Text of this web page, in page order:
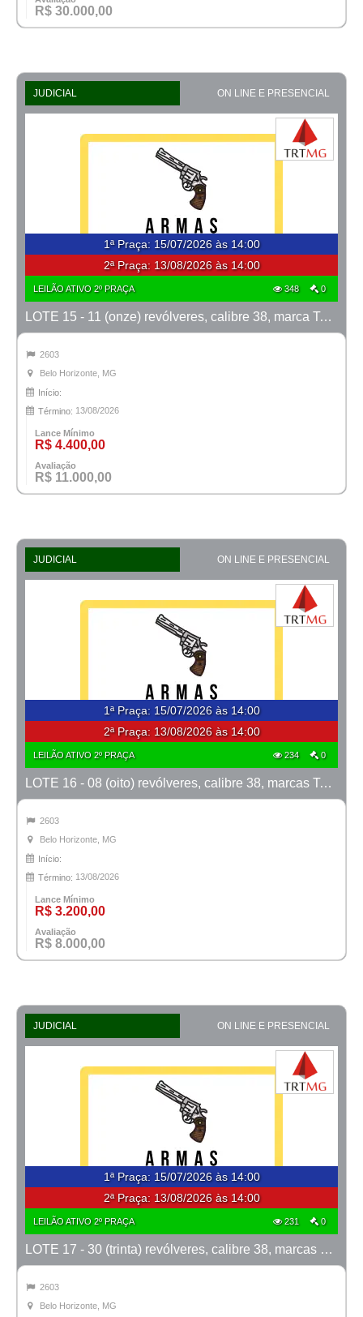
R$ 30.000,00
JUDICIAL ON LINE E PRESENCIAL
1ª Praça: 15/07/2026 às 14:00
2ª Praça: 13/08/2026 às 14:00
LEILÃO ATIVO 2º PRAÇA 348 0
LOTE 15 - 11 (onze) revólveres, calibre 38, marca Taurus
2603
Belo Horizonte, MG
Início:
Término: 13/08/2026
Lance Mínimo
R$ 4.400,00
Avaliação
R$ 11.000,00
JUDICIAL ON LINE E PRESENCIAL
1ª Praça: 15/07/2026 às 14:00
2ª Praça: 13/08/2026 às 14:00
LEILÃO ATIVO 2º PRAÇA 234 0
LOTE 16 - 08 (oito) revólveres, calibre 38, marcas Taurus e Rossi
2603
Belo Horizonte, MG
Início:
Término: 13/08/2026
Lance Mínimo
R$ 3.200,00
Avaliação
R$ 8.000,00
JUDICIAL ON LINE E PRESENCIAL
1ª Praça: 15/07/2026 às 14:00
2ª Praça: 13/08/2026 às 14:00
LEILÃO ATIVO 2º PRAÇA 231 0
LOTE 17 - 30 (trinta) revólveres, calibre 38, marcas Taurus e Rossi
2603
Belo Horizonte, MG